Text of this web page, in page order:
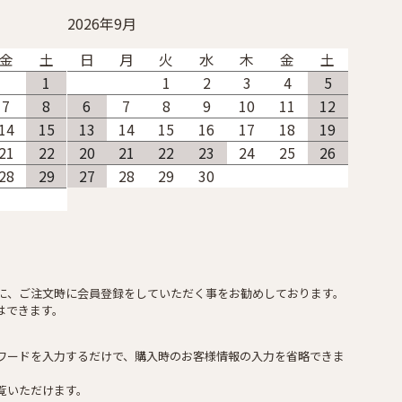
金
土
1
7
8
14
15
21
22
28
29
2026年9月
日
月 火 水 木 金
土
1
2 3 4
5
6
7 8 9 10 11
12
13
14 15 16 17 18
19
20
21 22 23 24 25
26
27
28 29 30
ご注文時に会員登録をしていただく事をお勧めしております。
きます。
ドを入力するだけで、購入時のお客様情報の入力を省略できま
ただけます。